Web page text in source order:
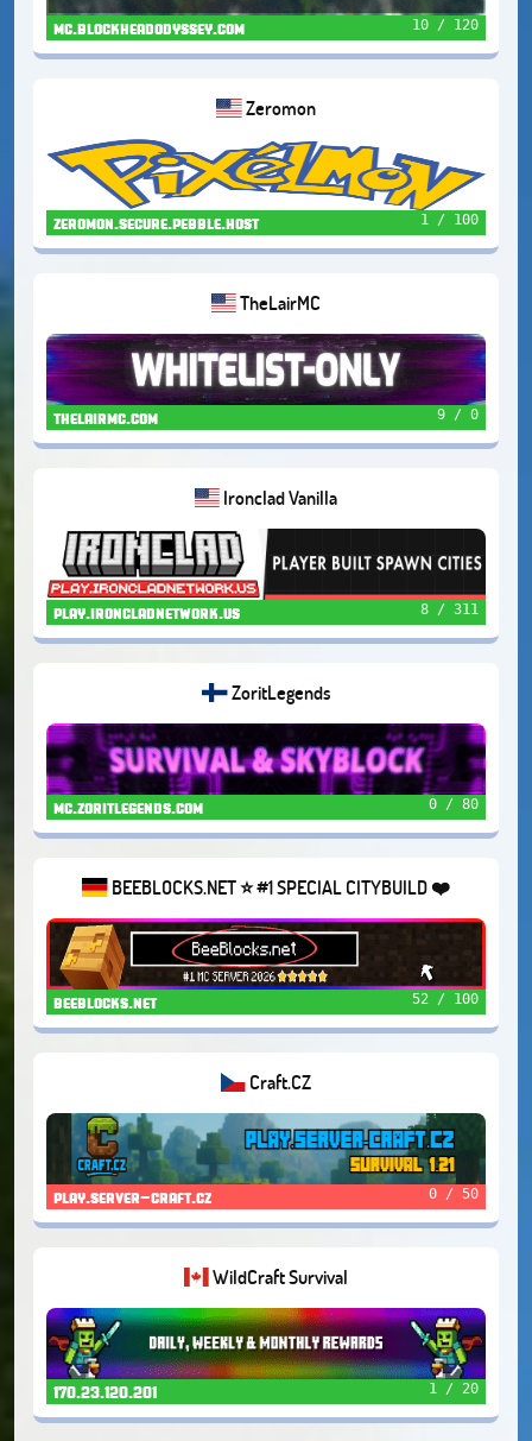
mc.blockheadodyssey.com 10 / 120
Zeromon
zeromon.secure.pebble.host 1 / 100
TheLairMC
thelairmc.com 9 / 0
Ironclad Vanilla
play.ironcladnetwork.us 8 / 311
ZoritLegends
mc.zoritlegends.com 0 / 80
BEEBLOCKS.NET ⭐ #1 SPECIAL CITYBUILD ❤️
beeblocks.net 52 / 100
Craft.CZ
play.server-craft.cz 0 / 50
WildCraft Survival
170.23.120.201 1 / 20